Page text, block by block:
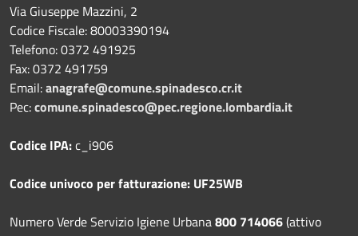
Via Giuseppe Mazzini, 2
Codice Fiscale: 80003390194
Telefono:0372 491925
Fax:0372 491759
Email:anagrafe@comune.spinadesco.cr.it
Pec:comune.spinadesco@pec.regione.lombardia.it
Codice IPA:c_i906
Codice univoco per fatturazione: UF25WB
Numero Verde Servizio Igiene Urbana800 714066(attivo